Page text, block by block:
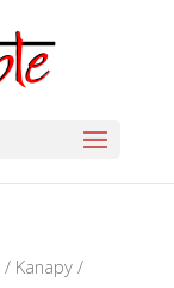
/ Kanapy /